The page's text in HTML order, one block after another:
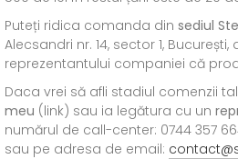
Puteți ridica comanda din sediul
Alecsandri nr. 14, sector 1,
reprezentantului companiei că
Daca vrei să afli stadiul comenzii
meu (link) sau ia legătura cu un
numărul de call-center: 0744 357
sau pe adresa de email: